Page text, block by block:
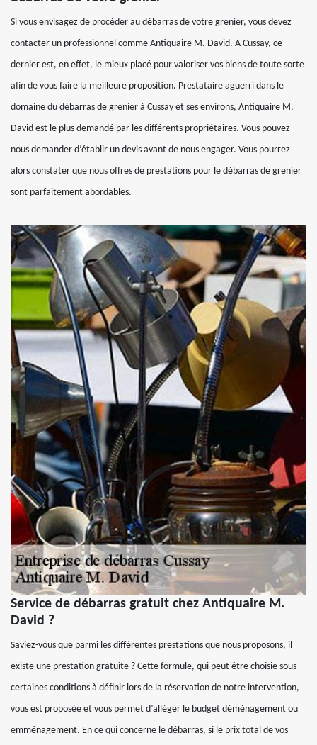
Si vous envisagez de procéder au débarras de votre grenier, vous devez
contacter un professionnel comme Antiquaire M. David. A Cussay, ce
dernier est, en effet, le mieux placé pour valoriser vos biens de toute sorte
afin de vous faire la meilleure proposition. Prestataire aguerri dans le
domaine du débarras de grenier à Cussay et ses environs, Antiquaire M.
David est le plus demandé par les différents propriétaires. Vous pouvez
nous demander d’établir un devis avant de nous engager. Vous pourrez
alors constater que nous offres de prestations pour le débarras de grenier
sont parfaitement abordables.
Service de débarras gratuit chez Antiquaire M.
David ?
Saviez-vous que parmi les différentes prestations que nous proposons, il
existe une prestation gratuite ? Cette formule, qui peut être choisie sous
certaines conditions à définir lors de la réservation de notre intervention,
vous est proposée et vous permet d’alléger le budget déménagement ou
emménagement. En ce qui concerne le débarras, si le prix total de vos